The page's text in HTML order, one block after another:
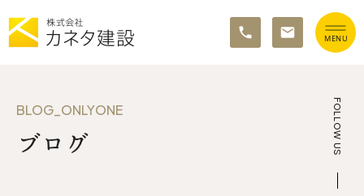
イベント情報 FOLLOW US
BLOG_ONLYONE
ブログ